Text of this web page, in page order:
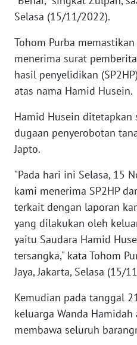
Selasa (15/11/2022).
Tohom Purba
menerima surat
hasil penyelidikan
atas nama Hamid Husein.
Hamid Husein ditetapkan
dugaan penyerobotan
Japto.
"Pada hari ini Selasa, 15
kami menerima SP2HP
terkait dengan laporan
yang dilakukan oleh
yaitu Saudara Hamid
tersangka," kata Tohom
Jaya, Jakarta, Selasa (15/
Kemudian pada tanggal
keluarga Wanda
membawa seluruh
PAKPAK
KARAWANG
WN
BOGOR
WN
DEPOK
WN
TAPANULI
UTARA
WN
SAMOSIR